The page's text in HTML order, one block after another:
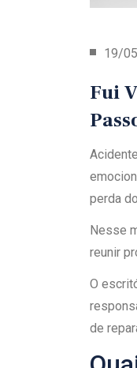
19/
Fui
perda
Nesse
reunir
O
de